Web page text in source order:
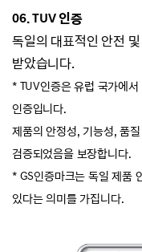
06. TUV 인증
독일의 대표적인 안전
받았습니다.
* TUV인증은 유럽 국가에
인증입니다.
제품의 안정성, 기능성, 품
검증되었음을 보장합니다.
* GS인증마크는 독일 제품
있다는 의미를 가집니다.